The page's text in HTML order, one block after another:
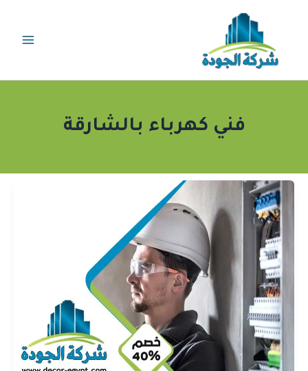
فني كهرباء بالشارقة